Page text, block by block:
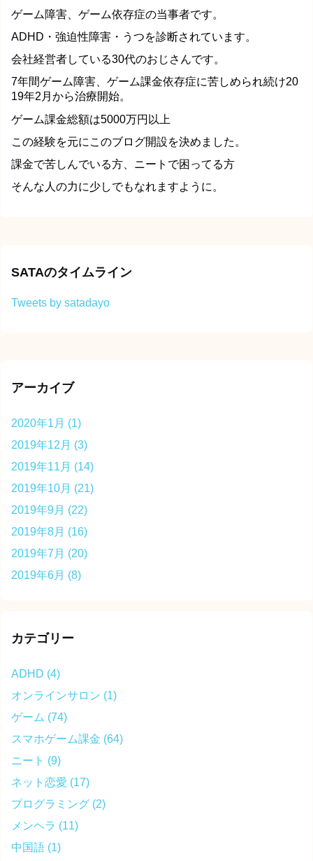
ゲーム障害、ゲーム依存症の当事者です。
ADHD・強迫性障害・うつを診断されています。
会社経営者している30代のおじさんです。
7年間ゲーム障害、ゲーム課金依存症に苦しめられ続け20
19年2月から治療開始。
ゲーム課金総額は5000万円以上
この経験を元にこのブログ開設を決めました。
課金で苦しんでいる方、ニートで困ってる方
そんな人の力に少しでもなれますように。
SATAのタイムライン
Tweets by satadayo
アーカイブ
2020年1月 (1)
2019年12月 (3)
2019年11月 (14)
2019年10月 (21)
2019年9月 (22)
2019年8月 (16)
2019年7月 (20)
2019年6月 (8)
カテゴリー
ADHD (4)
オンラインサロン (1)
ゲーム (74)
スマホゲーム課金 (64)
ニート (9)
ネット恋愛 (17)
プログラミング (2)
メンヘラ (11)
中国語 (1)